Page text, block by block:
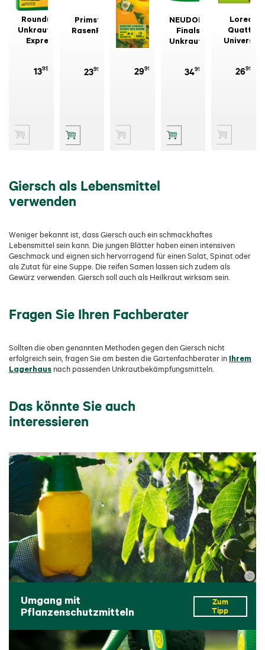
Roundup®
Unkrautfrei
Express
1399
Primstar
RasenRein
2399
SUBSTRAL®
Celaflor®
Rasen-
Unkrautfrei
2999
NEUDORFF®
Finalsan
UnkrautFrei
3499
Loredo
Quattro
Universal-
2699
Giersch als Lebensmittel
verwenden
Weniger bekannt ist, dass Giersch auch ein schmackhaftes
Lebensmittel sein kann. Die jungen Blätter haben einen intensiven
Geschmack und eignen sich hervorragend für einen Salat, Spinat oder
als Zutat für eine Suppe. Die reifen Samen lassen sich zudem als
Gewürz verwenden. Giersch soll auch als Heilkraut wirksam sein.
Fragen Sie Ihren Fachberater
Sollten die oben genannten Methoden gegen den Giersch nicht
erfolgreich sein, fragen Sie am besten die Gartenfachberater in Ihrem
Lagerhaus nach passenden Unkrautbekämpfungsmitteln.
Das könnte Sie auch
interessieren
Umgang mit
Pflanzenschutzmitteln
Zum
Tipp
©